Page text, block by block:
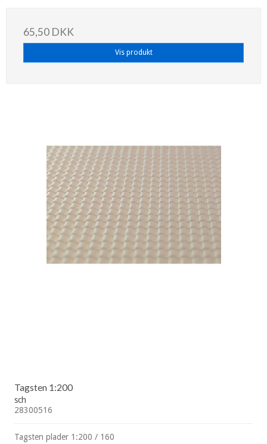
65,50 DKK
Vis produkt
Tagsten 1:200
sch
28300516
Tagsten plader 1:200 / 160